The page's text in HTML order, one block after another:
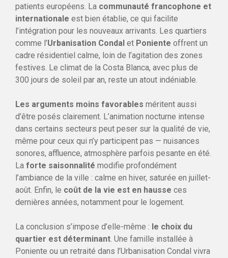
patients européens. La communauté francophone et
internationale est bien établie, ce qui facilite
l’intégration pour les nouveaux arrivants. Les quartiers
comme l’Urbanisation Condal et Poniente offrent un
cadre résidentiel calme, loin de l’agitation des zones
festives. Le climat de la Costa Blanca, avec plus de
300 jours de soleil par an, reste un atout indéniable.
Les arguments moins favorables méritent aussi
d’être posés clairement. L’animation nocturne intense
dans certains secteurs peut peser sur la qualité de vie,
même pour ceux qui n’y participent pas — nuisances
sonores, affluence, atmosphère parfois pesante en été.
La forte saisonnalité modifie profondément
l’ambiance de la ville : calme en hiver, saturée en juillet-
août. Enfin, le coût de la vie est en hausse ces
dernières années, notamment pour le logement.
La conclusion s’impose d’elle-même : le choix du
quartier est déterminant. Une famille installée à
Poniente ou un retraité dans l’Urbanisation Condal vivra